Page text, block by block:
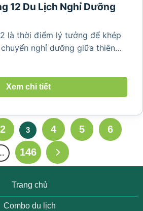
12 Du Lịch Nghỉ Dưỡng
là thời điểm lý tưởng để khép
nghỉ dưỡng giữa thiên
vùng núi Thanh Hóa. Khi tiết
đẹp yên...
Xem chi tiết
2 3 4 5 6
146
Trang chủ
Combo du lịch